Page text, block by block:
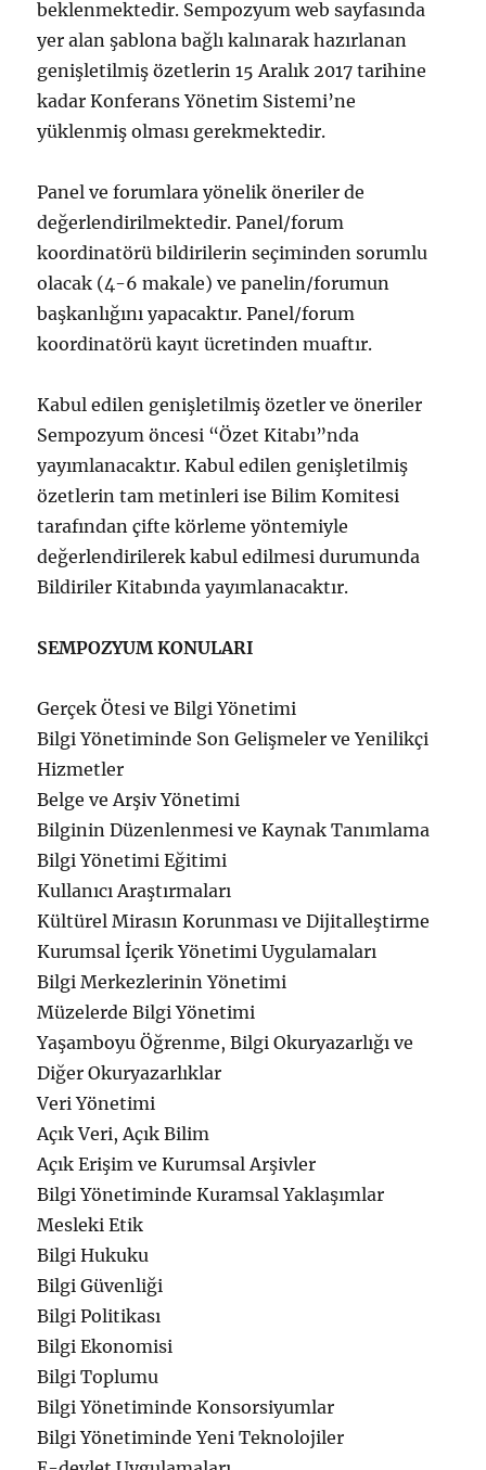
beklenmektedir. Sempozyum web sayfasında
yer alan şablona bağlı kalınarak hazırlanan
genişletilmiş özetlerin 15 Aralık 2017 tarihine
kadar Konferans Yönetim Sistemi’ne
yüklenmiş olması gerekmektedir.
Panel ve forumlara yönelik öneriler de
değerlendirilmektedir. Panel/forum
koordinatörü bildirilerin seçiminden sorumlu
olacak (4-6 makale) ve panelin/forumun
başkanlığını yapacaktır. Panel/forum
koordinatörü kayıt ücretinden muaftır.
Kabul edilen genişletilmiş özetler ve öneriler
Sempozyum öncesi “Özet Kitabı”nda
yayımlanacaktır. Kabul edilen genişletilmiş
özetlerin tam metinleri ise Bilim Komitesi
tarafından çifte körleme yöntemiyle
değerlendirilerek kabul edilmesi durumunda
Bildiriler Kitabında yayımlanacaktır.
SEMPOZYUM KONULARI
Gerçek Ötesi ve Bilgi Yönetimi
Bilgi Yönetiminde Son Gelişmeler ve Yenilikçi
Hizmetler
Belge ve Arşiv Yönetimi
Bilginin Düzenlenmesi ve Kaynak Tanımlama
Bilgi Yönetimi Eğitimi
Kullanıcı Araştırmaları
Kültürel Mirasın Korunması ve Dijitalleştirme
Kurumsal İçerik Yönetimi Uygulamaları
Bilgi Merkezlerinin Yönetimi
Müzelerde Bilgi Yönetimi
Yaşamboyu Öğrenme, Bilgi Okuryazarlığı ve
Diğer Okuryazarlıklar
Veri Yönetimi
Açık Veri, Açık Bilim
Açık Erişim ve Kurumsal Arşivler
Bilgi Yönetiminde Kuramsal Yaklaşımlar
Mesleki Etik
Bilgi Hukuku
Bilgi Güvenliği
Bilgi Politikası
Bilgi Ekonomisi
Bilgi Toplumu
Bilgi Yönetiminde Konsorsiyumlar
Bilgi Yönetiminde Yeni Teknolojiler